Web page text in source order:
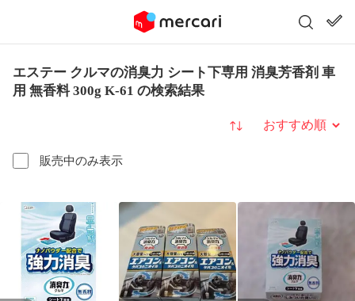
エステー クルマの消臭力 シート下専用 消臭芳香剤 車
用 無香料 300g K-61 の検索結果
販売中のみ表示
並び替え